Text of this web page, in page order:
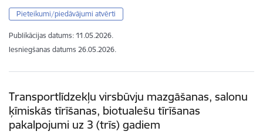
Pieteikumi/piedāvājumi atvērti
Publikācijas datums: 11.05.2026.
Iesniegšanas datums 26.05.2026.
Transportlīdzekļu virsbūvju mazgāšanas, salonu
ķīmiskās tīrīšanas, biotualešu tīrīšanas
pakalpojumi uz 3 (trīs) gadiem